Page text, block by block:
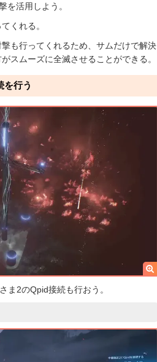
を活用しよう。
くれる。
も行ってくれるため、サムだけで解決
スムーズに全滅させることができる。
を行う
ま2のQpid接続も行おう。